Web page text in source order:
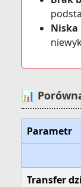
📊
Parametr
Transfer